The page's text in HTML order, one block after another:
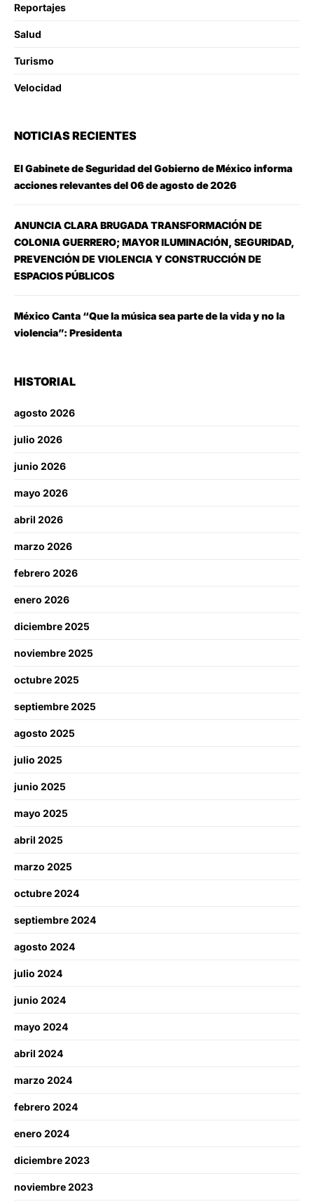
Reportajes
Salud
Turismo
Velocidad
NOTICIAS RECIENTES
El Gabinete de Seguridad del Gobierno de México informa
acciones relevantes del 06 de agosto de 2026
ANUNCIA CLARA BRUGADA TRANSFORMACIÓN DE
COLONIA GUERRERO; MAYOR ILUMINACIÓN, SEGURIDAD,
PREVENCIÓN DE VIOLENCIA Y CONSTRUCCIÓN DE
ESPACIOS PÚBLICOS
México Canta “Que la música sea parte de la vida y no la
violencia”: Presidenta
HISTORIAL
agosto 2026
julio 2026
junio 2026
mayo 2026
abril 2026
marzo 2026
febrero 2026
enero 2026
diciembre 2025
noviembre 2025
octubre 2025
septiembre 2025
agosto 2025
julio 2025
junio 2025
mayo 2025
abril 2025
marzo 2025
octubre 2024
septiembre 2024
agosto 2024
julio 2024
junio 2024
mayo 2024
abril 2024
marzo 2024
febrero 2024
enero 2024
diciembre 2023
noviembre 2023